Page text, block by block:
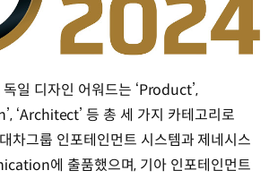
독일 디자인 어워드는 ‘Product’,
‘Architect’ 등 총 세 가지 카테고리로
차그룹 인포테인먼트 시스템과 제네시스
에 출품했으며, 기아 인포테인먼트